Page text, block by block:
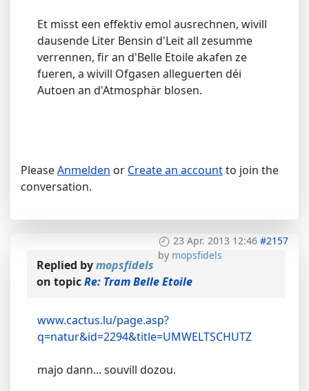
Et misst een effektiv emol ausrechnen, wivill
dausende Liter Bensin d'Leit all zesumme
verrennen, fir an d'Belle Etoile akafen ze
fueren, a wivill Ofgasen alleguerten déi
Autoen an d'Atmosphär blosen.
PleaseAnmelden or Create an accountto join the
conversation.
23 Apr. 2013 12:46 #2157
by mopsfidels
Replied bymopsfidels
on topicRe: Tram Belle Etoile
www.cactus.lu/page.asp?
q=natur&id=2294&title=UMWELTSCHUTZ
majo dann... souvill dozou.